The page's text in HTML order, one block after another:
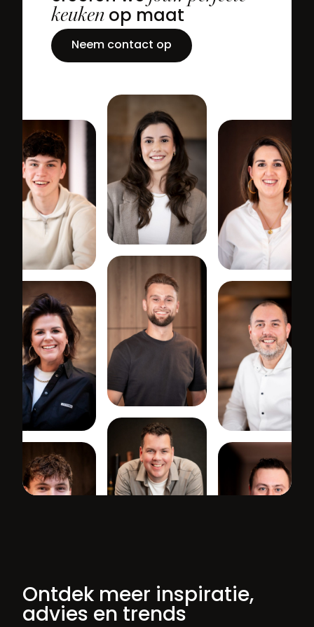
keukenop maat
Neem contact op
Ontdek meer inspiratie,
advies en trends